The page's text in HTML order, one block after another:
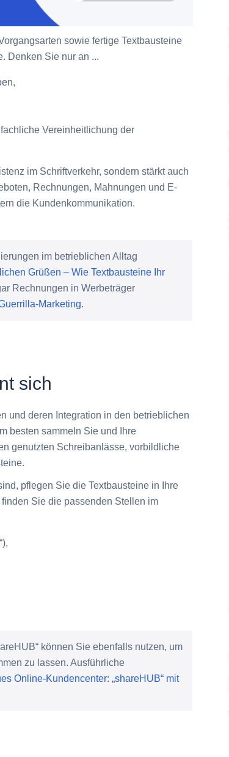
sowie fertige Textbausteine
Denken Sie nur an ...
Vereinheitlichung der
im Schriftverkehr, sondern stärkt auch
Rechnungen, Mahnungen und E-
die Kundenkommunikation.
im betrieblichen Alltag
Grüßen – Wie Textbausteine Ihr
Rechnungen in Werbeträger
Marketing.
sich
und deren Integration in den betrieblichen
besten sammeln Sie und Ihre
genutzten Schreibanlässe, vorbildliche
pflegen Sie die Textbausteine in Ihre
Sie die passenden Stellen im
können Sie ebenfalls nutzen, um
zu lassen. Ausführliche
Online-Kundencenter: „shareHUB“ mit